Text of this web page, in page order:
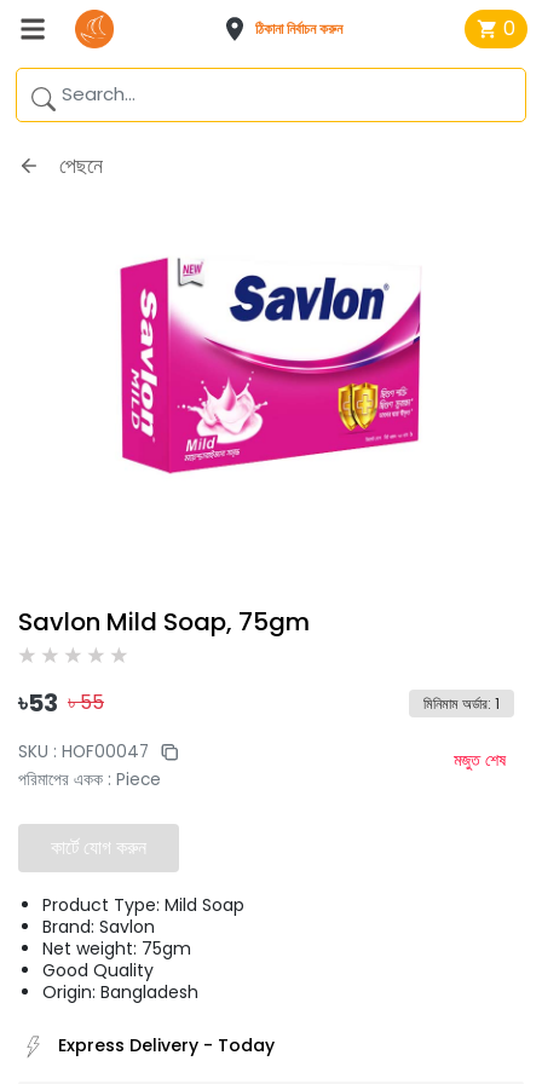
ঠিকানা নির্বাচন করুন 0
পেছনে
Savlon Mild Soap, 75gm
৳53 ৳55 মিনিমাম অর্ডার: 1
SKU : HOF00047
পরিমাপের একক : Piece
মজুত শেষ
কার্টে যোগ করুন
Product Type: Mild Soap
Brand: Savlon
Net weight: 75gm
Good Quality
Origin: Bangladesh
Express Delivery - Today